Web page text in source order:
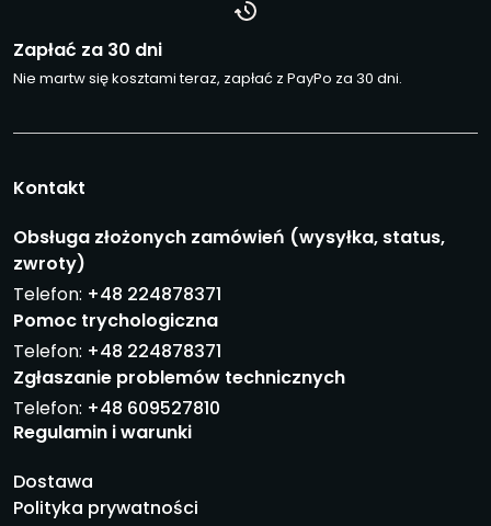
Zapłać za 30 dni
Nie martw się kosztami teraz, zapłać z PayPo za 30 dni.
Kontakt
Obsługa złożonych zamówień (wysyłka, status,
zwroty)
Telefon: +48 224878371
Pomoc trychologiczna
Telefon: +48 224878371
Zgłaszanie problemów technicznych
Telefon: +48 609527810
Regulamin i warunki
Dostawa
Polityka prywatności